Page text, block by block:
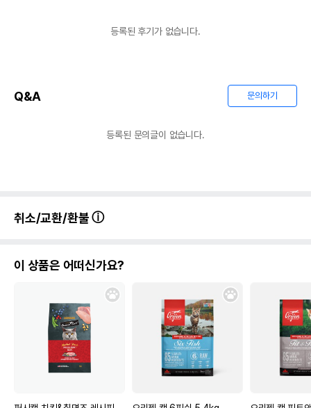
등록된 후기가 없습니다.
Q&A 문의하기
등록된 문의글이 없습니다.
취소/교환/환불
이 상품은 어떠신가요?